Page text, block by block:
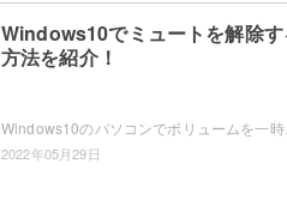
Windows10でミュートを解除
方法を紹介！
Windows10のパソコンでボリュー
2022年05月29日